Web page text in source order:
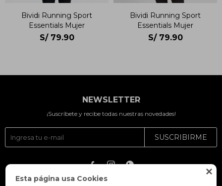

Esta página usa Cookies
Bividi Running Sport
Essentials Mujer
S/ 79.90
Bividi Running Sport
Essentials Mujer
S/ 79.90
NEWSLETTER
¡Suscríbete y recibe todas nuestras novedades!
SUSCRIBIRME
  